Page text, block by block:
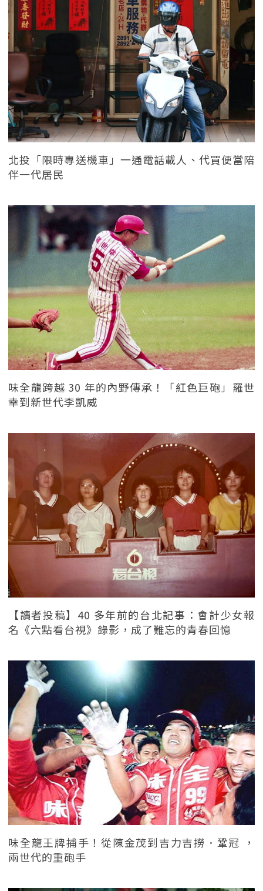
北投「限時專送機車」一通電話載人、代買便當陪
伴一代居民
味全龍跨越 30 年的內野傳承！「紅色巨砲」羅世
幸到新世代李凱威
【讀者投稿】40 多年前的台北記事：會計少女報
名《六點看台視》錄影，成了難忘的青春回憶
味全龍王牌捕手！從陳金茂到吉力吉撈．鞏冠 ，
兩世代的重砲手